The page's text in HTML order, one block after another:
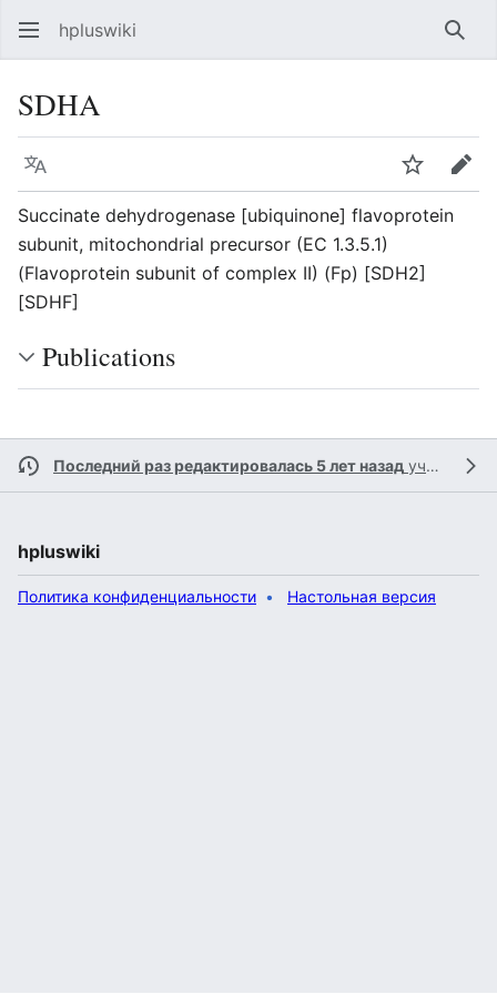
hpluswiki
SDHA
Язык Следить
Succinate dehydrogenase [ubiquinone] flavoprotein
subunit, mitochondrial precursor (EC 1.3.5.1)
(Flavoprotein subunit of complex II) (Fp) [SDH2]
[SDHF]
Publications
Последний раз редактировалась 5 лет назад участником
hpluswiki
Политика конфиденциальности Настольная версия